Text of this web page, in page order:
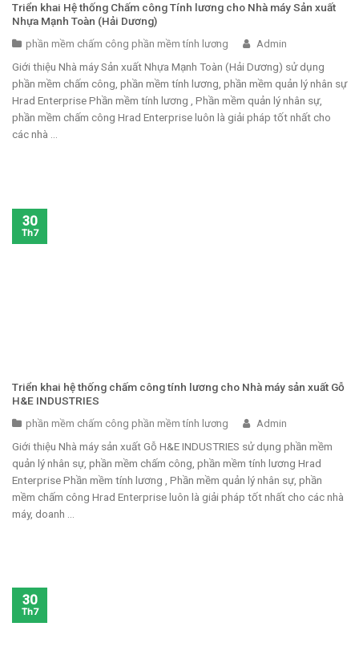
Triển khai Hệ thống Chấm công Tính lương cho Nhà máy Sản xuất
Nhựa Mạnh Toàn (Hải Dương)
phần mềm chấm công phần mềm tính lương Admin
Giới thiệu Nhà máy Sản xuất Nhựa Mạnh Toàn (Hải Dương) sử dụng
phần mềm chấm công, phần mềm tính lương, phần mềm quản lý nhân sự
Hrad Enterprise Phần mềm tính lương , Phần mềm quản lý nhân sự,
phần mềm chấm công Hrad Enterprise luôn là giải pháp tốt nhất cho
các nhà ...
Triển khai hệ thống chấm công tính lương cho Nhà máy sản xuất Gỗ
H&E INDUSTRIES
phần mềm chấm công phần mềm tính lương Admin
Giới thiệu Nhà máy sản xuất Gỗ H&E INDUSTRIES sử dụng phần mềm
quản lý nhân sự, phần mềm chấm công, phần mềm tính lương Hrad
Enterprise Phần mềm tính lương , Phần mềm quản lý nhân sự, phần
mềm chấm công Hrad Enterprise luôn là giải pháp tốt nhất cho các nhà
máy, doanh ...
30
Th7
30
Th7